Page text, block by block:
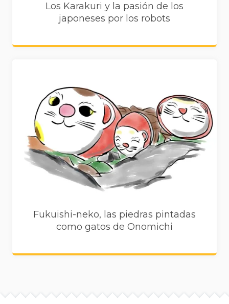
Los Karakuri y la pasión de los
japoneses por los robots
Fukuishi-neko, las piedras pintadas
como gatos de Onomichi